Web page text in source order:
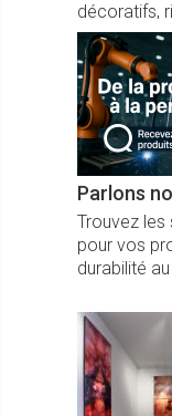
décoratifs,
Parlons
Trouvez les
pour vos
durabilité